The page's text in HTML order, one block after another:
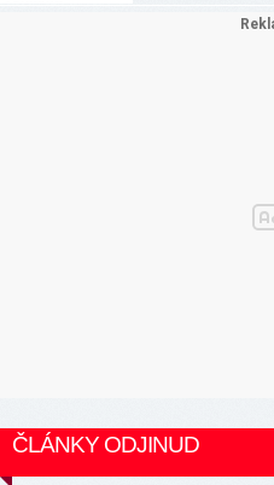
ČLÁNKY ODJINUD